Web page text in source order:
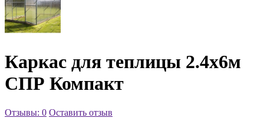
Каркас для теплицы 2.4х6м
СПР Компакт
Отзывы: 0 Оставить отзыв